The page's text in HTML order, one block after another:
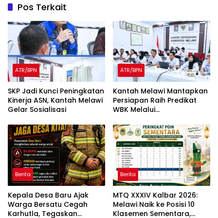
Pos Terkait
ATR/BPN
SKP Jadi Kunci Peningkatan
Kinerja ASN, Kantah Melawi
Gelar Sosialisasi
ATR/BPN
Kantah Melawi Mantapkan
Persiapan Raih Predikat
WBK Melalui
dan Verifikasi Lapangan
Berita
Kepala Desa Baru Ajak
Warga Bersatu Cegah
Karhutla, Tegaskan
Berita
MTQ XXXIV Kalbar 2026:
Melawi Naik ke Posisi 10
Klasemen Sementara,